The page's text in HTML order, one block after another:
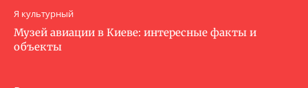
Я культурный
Музей авиации в Киеве: интересные факты и
объекты